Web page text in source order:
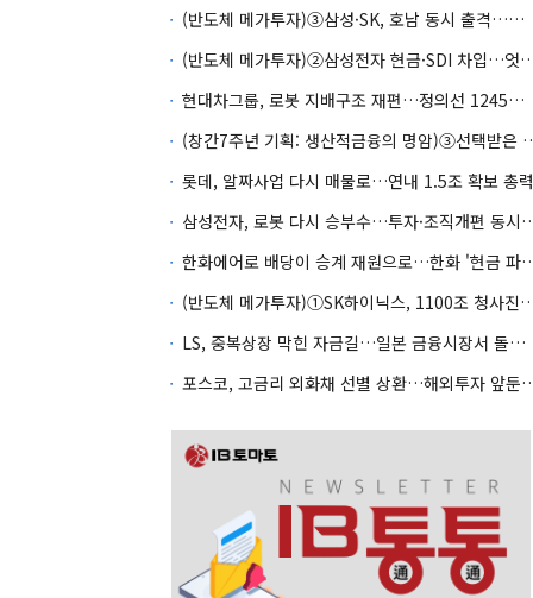
(반도체 메가투자)③삼성·SK, 호남 동시 출격…인력·협력사 쟁탈전
(반도체 메가투자)②삼성전자 현금
현대차그룹, 로봇 지배구조 재편…정의선 1245억 추가 투입 유력
(창간7주년 기획: 생산적
롯데, 알짜사업 다시 매물로…연내 1.5조 확보 총력
삼성전자, 로봇 다시 승
한화에어로 배당이 승계 재
(반도체 메가투자)①SK하이닉스,
LS, 중복상장 막힌 자금길…일본 금융시장서 돌파구 찾나
포스코, 고금리 외화채